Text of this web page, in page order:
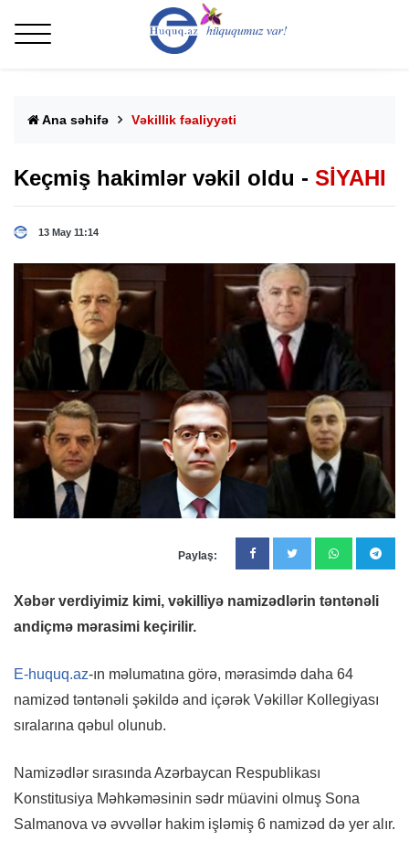
Ana səhifə Vəkillik fəaliyyəti
Keçmiş hakimlər vəkil oldu - SİYAHI
13 May 11:14
Paylaş:
Xəbər verdiyimiz kimi, vəkilliyə namizədlərin təntənəli
andiçmə mərasimi keçirilir.
E-huquq.az-ın məlumatına görə, mərasimdə daha 64
namizəd təntənəli şəkildə and içərək Vəkillər Kollegiyası
sıralarına qəbul olunub.
Namizədlər sırasında Azərbaycan Respublikası
Konstitusiya Məhkəməsinin sədr müavini olmuş Sona
Salmanova və əvvəllər hakim işləmiş 6 namizəd də yer alır.